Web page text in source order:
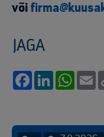
või
JAGA
FacebookLinkedIn